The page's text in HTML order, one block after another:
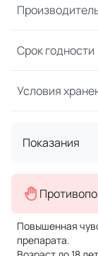
Срок годности
Условия
Показания
Повышенная
препарата.